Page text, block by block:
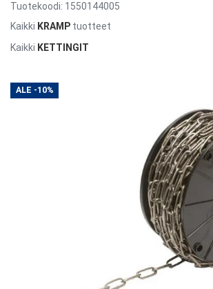
Tuotekoodi: 1550144005
Kaikki KRAMP tuotteet
Kaikki KETTINGIT
ALE -10%